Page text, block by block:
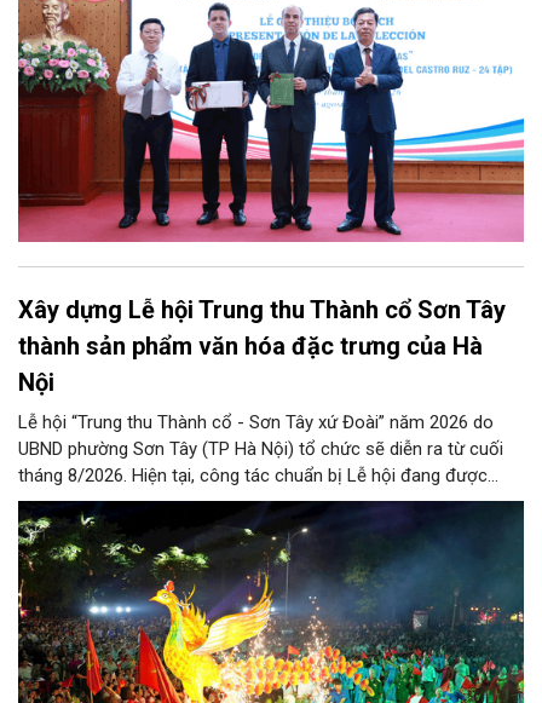
tập bằng tiếng Tây Ban Nha.
Xây dựng Lễ hội Trung thu Thành cổ Sơn Tây
thành sản phẩm văn hóa đặc trưng của Hà
Nội
Lễ hội “Trung thu Thành cổ - Sơn Tây xứ Đoài” năm 2026 do
UBND phường Sơn Tây (TP Hà Nội) tổ chức sẽ diễn ra từ cuối
tháng 8/2026. Hiện tại, công tác chuẩn bị Lễ hội đang được
chính quyền phường Sơn Tây cùng các phòng, ban, ngành, đơn
vị và 25 tổ dân phố khẩn trương triển khai, tạo khí thế sôi nổi,
sẵn sàng mang đến cho Nhân dân và du khách một mùa Trung
thu quy mô, đặc sắc và giàu bản sắc văn hóa xứ Đoài.